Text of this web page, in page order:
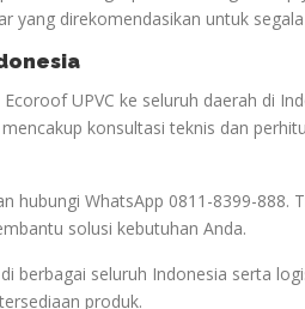
yang direkomendasikan untuk
UPVC ke seluruh daerah di
konsultasi teknis dan
hubungi WhatsApp 0811-8399-888.
solusi kebutuhan Anda.
berbagai seluruh Indonesia serta
produk.